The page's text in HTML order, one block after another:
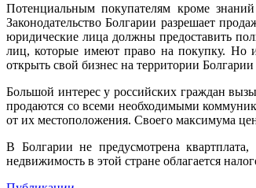
Потенциальным покупателям кроме
Законодательство Болгарии разрешает
юридические лица должны предоставить
лиц, которые имеют право на покупку. Но
открыть свой бизнес на территории
Большой интерес у российских граждан
продаются со всеми необходимыми
от их местоположения. Своего максимума
В Болгарии не предусмотрена
недвижимость в этой стране облагается